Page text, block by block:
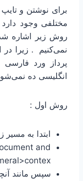
برای نوشتن و
مختلفی وجود
روش زیر اشاره
نمی‌کنیم . زیرا
پرداز ورد
انگلیسی ده
روش اول :
ابتدا به مسیر
and
سپس مانند